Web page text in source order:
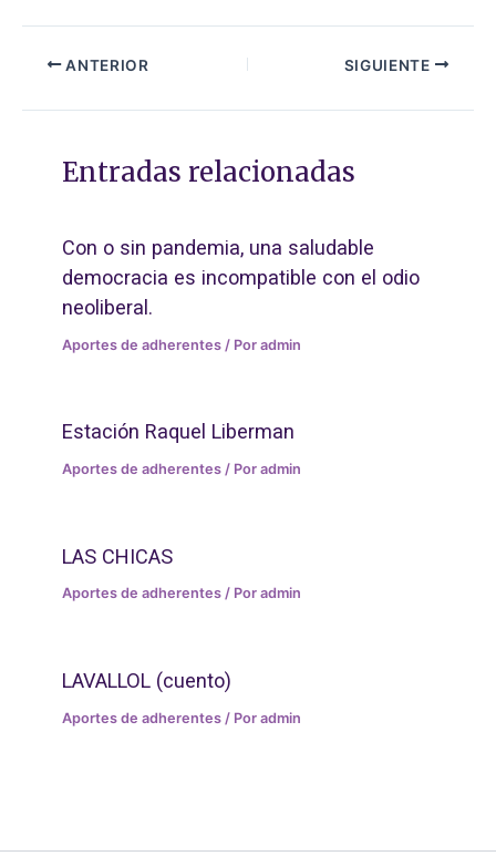
ANTERIOR SIGUIENTE
Entradas relacionadas
Con o sin pandemia, una saludable
democracia es incompatible con el odio
neoliberal.
Aportes de adherentes / Poradmin
Estación Raquel Liberman
Aportes de adherentes / Poradmin
LAS CHICAS
Aportes de adherentes / Poradmin
LAVALLOL (cuento)
Aportes de adherentes / Poradmin